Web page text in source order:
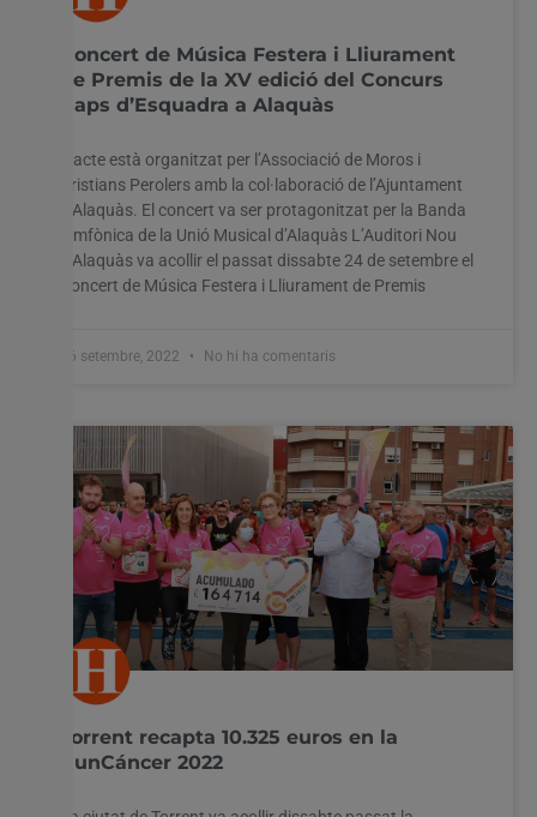
Concert de Música Festera i Lliurament
de Premis de la XV edició del Concurs
Caps d’Esquadra a Alaquàs
L’acte està organitzat per l’Associació de Moros i
Cristians Perolers amb la col·laboració de l’Ajuntament
d’Alaquàs. El concert va ser protagonitzat per la Banda
Simfònica de la Unió Musical d’Alaquàs L’Auditori Nou
d’Alaquàs va acollir el passat dissabte 24 de setembre el
Concert de Música Festera i Lliurament de Premis
26 setembre, 2022 No hi ha comentaris
Torrent recapta 10.325 euros en la
RunCáncer 2022